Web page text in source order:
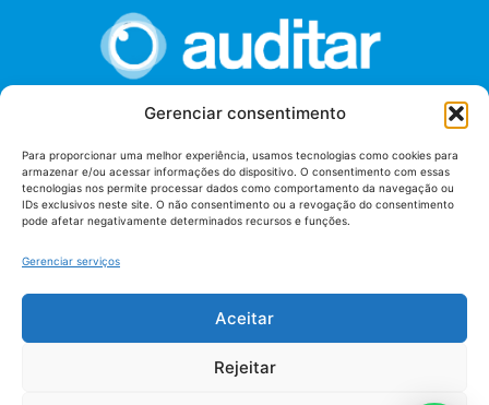
Gerenciar consentimento
Para proporcionar uma melhor experiência, usamos tecnologias como cookies para
armazenar e/ou acessar informações do dispositivo. O consentimento com essas
tecnologias nos permite processar dados como comportamento da navegação ou
IDs exclusivos neste site. O não consentimento ou a revogação do consentimento
pode afetar negativamente determinados recursos e funções.
Gerenciar serviços
Aceitar
Rejeitar
União dos Auditores Federais de Controle Externo -
AUDITAR
Setor de Administração Federal Sul (SAF/Sul), Qd. 04, Lt. 01
Edifício Anexo II
Termos de uso
privacidade